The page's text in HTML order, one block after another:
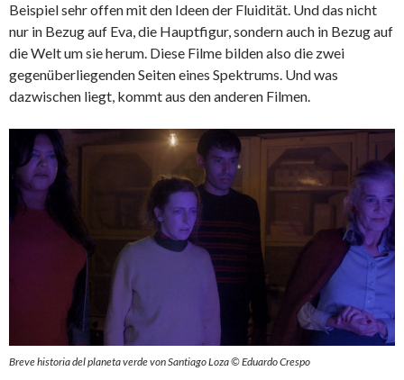
Beispiel sehr offen mit den Ideen der Fluidität. Und das nicht
nur in Bezug auf Eva, die Hauptfigur, sondern auch in Bezug auf
die Welt um sie herum. Diese Filme bilden also die zwei
gegenüberliegenden Seiten eines Spektrums. Und was
dazwischen liegt, kommt aus den anderen Filmen.
Breve historia del planeta verde von Santiago Loza © Eduardo Crespo